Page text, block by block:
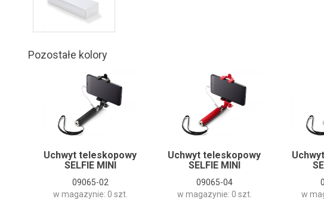
Pozostałe kolory
Uchwyt teleskopowy
SELFIE MINI
09065-02
w magazynie: 0 szt.
Uchwyt teleskopowy
SELFIE MINI
09065-04
w magazynie: 0 szt.
w